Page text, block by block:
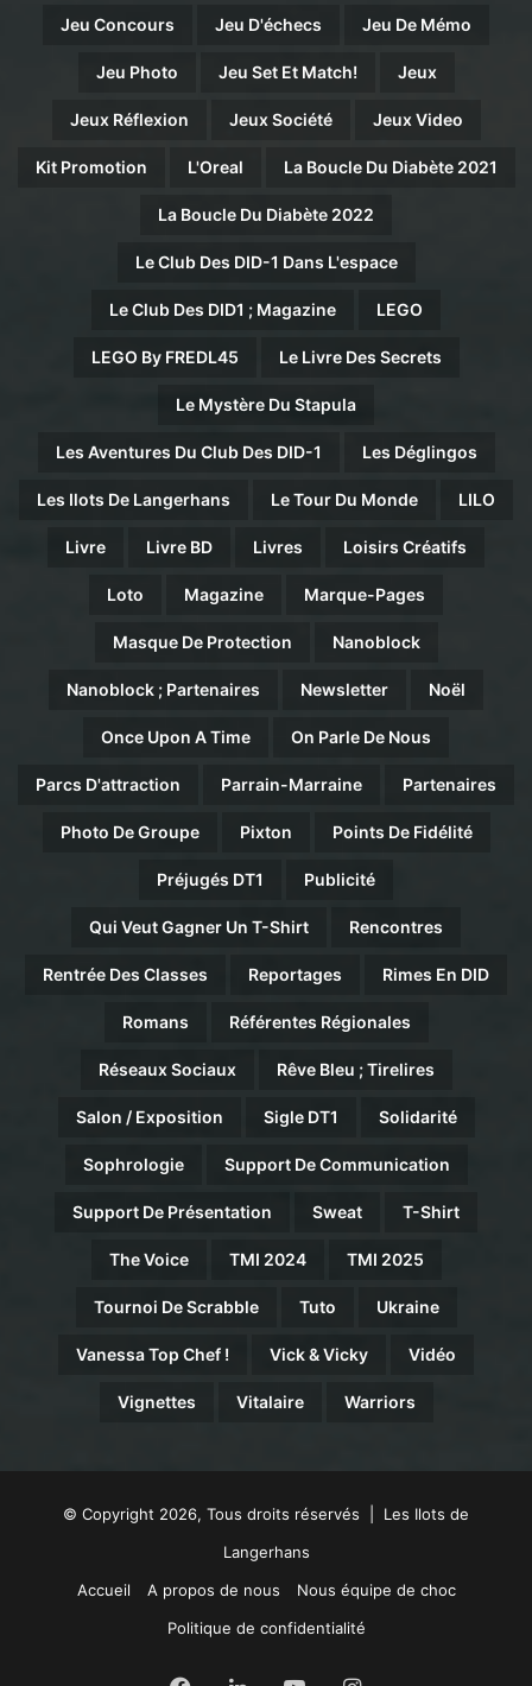
Jeu Concours Jeu D'échecs Jeu De Mémo
Jeu Photo Jeu Set Et Match! Jeux
Jeux Réflexion Jeux Société Jeux Video
Kit Promotion L'Oreal La Boucle Du Diabète 2021
La Boucle Du Diabète 2022
Le Club Des DID-1 Dans L'espace
Le Club Des DID1 ; Magazine LEGO
LEGO By FREDL45 Le Livre Des Secrets
Le Mystère Du Stapula
Les Aventures Du Club Des DID-1 Les Déglingos
Les Ilots De Langerhans Le Tour Du Monde LILO
Livre Livre BD Livres Loisirs Créatifs
Loto Magazine Marque-Pages
Masque De Protection Nanoblock
Nanoblock ; Partenaires Newsletter Noël
Once Upon A Time On Parle De Nous
Parcs D'attraction Parrain-Marraine Partenaires
Photo De Groupe Pixton Points De Fidélité
Préjugés DT1 Publicité
Qui Veut Gagner Un T-Shirt Rencontres
Rentrée Des Classes Reportages Rimes En DID
Romans Référentes Régionales
Réseaux Sociaux Rêve Bleu ; Tirelires
Salon / Exposition Sigle DT1 Solidarité
Sophrologie Support De Communication
Support De Présentation Sweat T-Shirt
The Voice TMI 2024 TMI 2025
Tournoi De Scrabble Tuto Ukraine
Vanessa Top Chef ! Vick & Vicky Vidéo
Vignettes Vitalaire Warriors
© Copyright 2026, Tous droits réservés | Les Ilots de
Langerhans
Accueil
A propos de nous
Nous équipe de choc
Politique de confidentialité